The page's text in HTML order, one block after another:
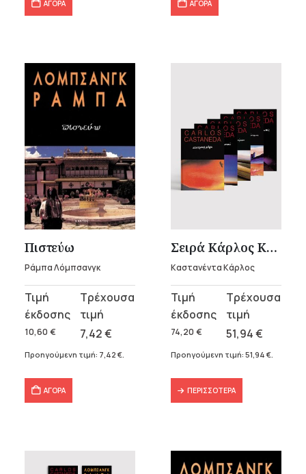
ΑΓΟΡΑ ΑΓΟΡΑ
Πιστεύω
Ράμπα Λόμπσανγκ
10,60 €
Original
price
was:
10,60 €.
7,42€
Η
τρέχουσα
τιμή
Προηγούμενη τιμή: 7,42 €
ΑΓΟΡΑ
Σειρά Κάρλος Καστανέντα
Καστανέντα Κάρλος
74,20 €
Original
price
was:
74,20 €.
51,94€
Η
τρέχουσα
τιμή
Προηγούμενη τιμή: 51,94 €
ΠΕΡΙΣΣΌΤΕΡΑ